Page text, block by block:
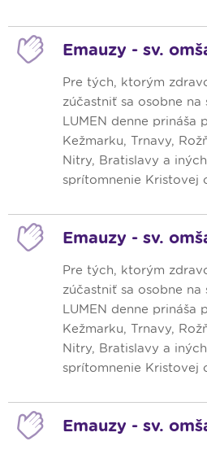
Emauzy - sv.
Pre tých, ktorým
zúčastniť sa osobne na
LUMEN denne prináša
Kežmarku, Trnavy,
Nitry, Bratislavy a
sprítomnenie Kristovej
Emauzy - sv.
Pre tých, ktorým
zúčastniť sa osobne na
LUMEN denne prináša
Kežmarku, Trnavy,
Nitry, Bratislavy a
sprítomnenie Kristovej
Emauzy - sv.